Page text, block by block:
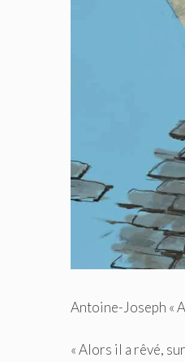
Antoine-Joseph «
« Alors il a rêvé,